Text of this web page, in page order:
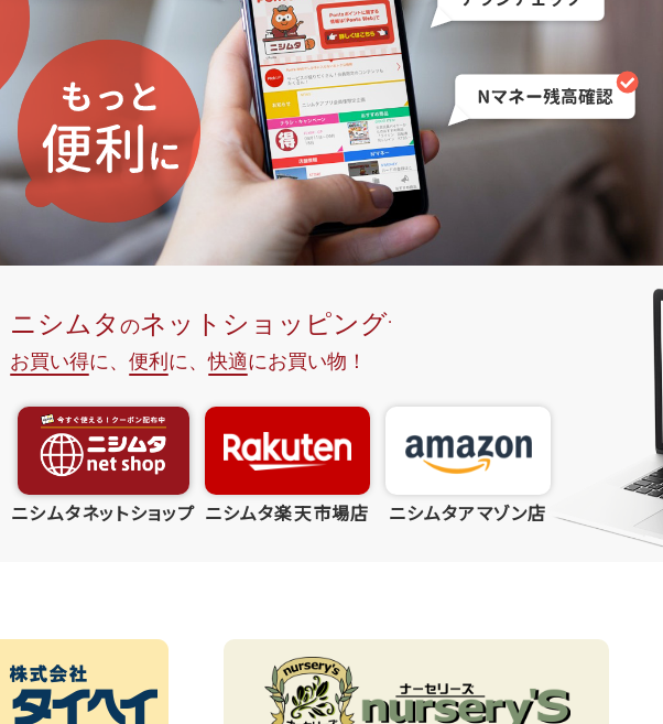
ニシムタネットショップ ニシムタ楽天市場店 ニシムタアマゾン店